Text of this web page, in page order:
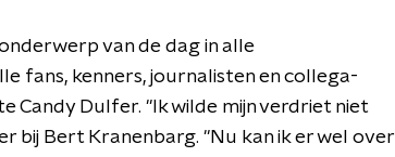
van de dag in alle
fans, kenners, journalisten en collega-
Candy Dulfer. "Ik wilde mijn verdriet niet
bij Bert Kranenbarg. "Nu kan ik er wel over